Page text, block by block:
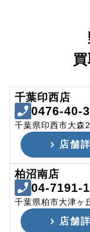
千葉印西店
0476-40-
千葉県印西市大森
店舗
柏沼南店
04-7191-
千葉県柏市大津ヶ
店舗